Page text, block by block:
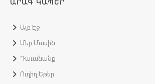
ԱՐԱԳ ԿԱՊԵՐ
Այբ Էջ
Մեր Մասին
Դաւանանք
Ուղիղ Եթեր